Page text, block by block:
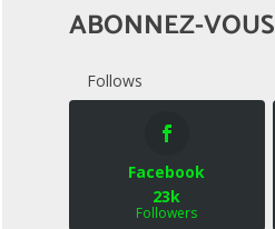
ABONNEZ-VOUS
Follows
Facebook
23k
Followers